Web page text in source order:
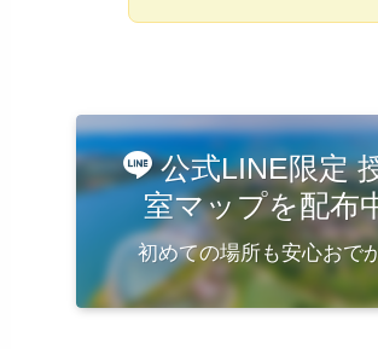
公式LINE限定
室マップを配布
初めての場所も安心おで